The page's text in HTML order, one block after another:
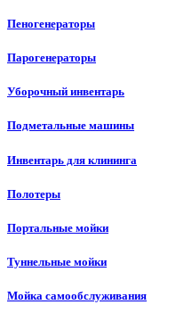
Пеногенераторы
Парогенераторы
Уборочный инвентарь
Подметальные машины
Инвентарь для клининга
Полотеры
Портальные мойки
Туннельные мойки
Мойка самообслуживания